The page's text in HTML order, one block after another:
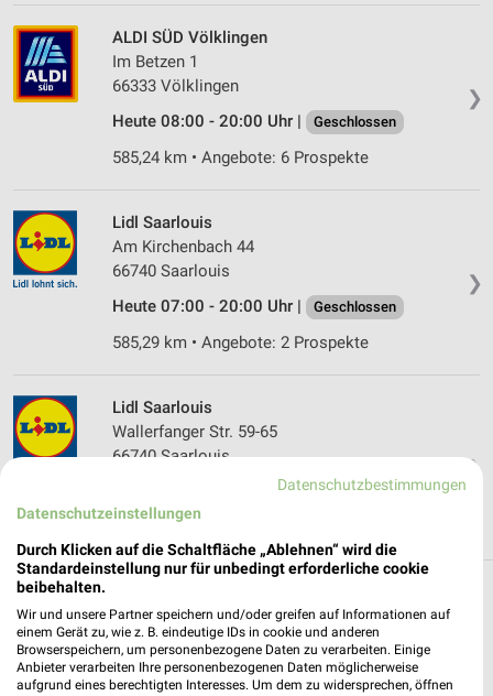
❯
ALDI SÜD Völklingen
Im Betzen 1
66333 Völklingen
Heute 08:00 - 20:00 Uhr |
Geschlossen
585,24 km • Angebote: 6 Prospekte
❯
Lidl Saarlouis
Am Kirchenbach 44
66740 Saarlouis
Heute 07:00 - 20:00 Uhr |
Geschlossen
585,29 km • Angebote: 2 Prospekte
❯
Lidl Saarlouis
Wallerfanger Str. 59-65
66740 Saarlouis
Heute 07:00 - 20:00 Uhr | Geschlossen
587,37 km • Angebote: 2 Prospekte
Discounter Angebote und Prospekte für Bous
17 Prospekte
Datenschutzbestimmungen
Datenschutzeinstellungen
Durch Klicken auf die Schaltfläche „Ablehnen“ wird die
Standardeinstellung nur für unbedingt erforderliche cookie
beibehalten.
Wir und unsere Partner speichern und/oder greifen auf Informationen auf
einem Gerät zu, wie z. B. eindeutige IDs in cookie und anderen
Browserspeichern, um personenbezogene Daten zu verarbeiten. Einige
Anbieter verarbeiten Ihre personenbezogenen Daten möglicherweise
aufgrund eines berechtigten Interesses. Um dem zu widersprechen, öffnen